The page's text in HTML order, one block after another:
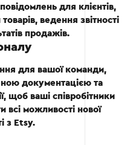
4
персоналу
для ваших
для клієнтів,
ведення звітності
продажів.
для вашої команди,
документацією та
щоб ваші співробітники
всі можливості нової
з Etsy.